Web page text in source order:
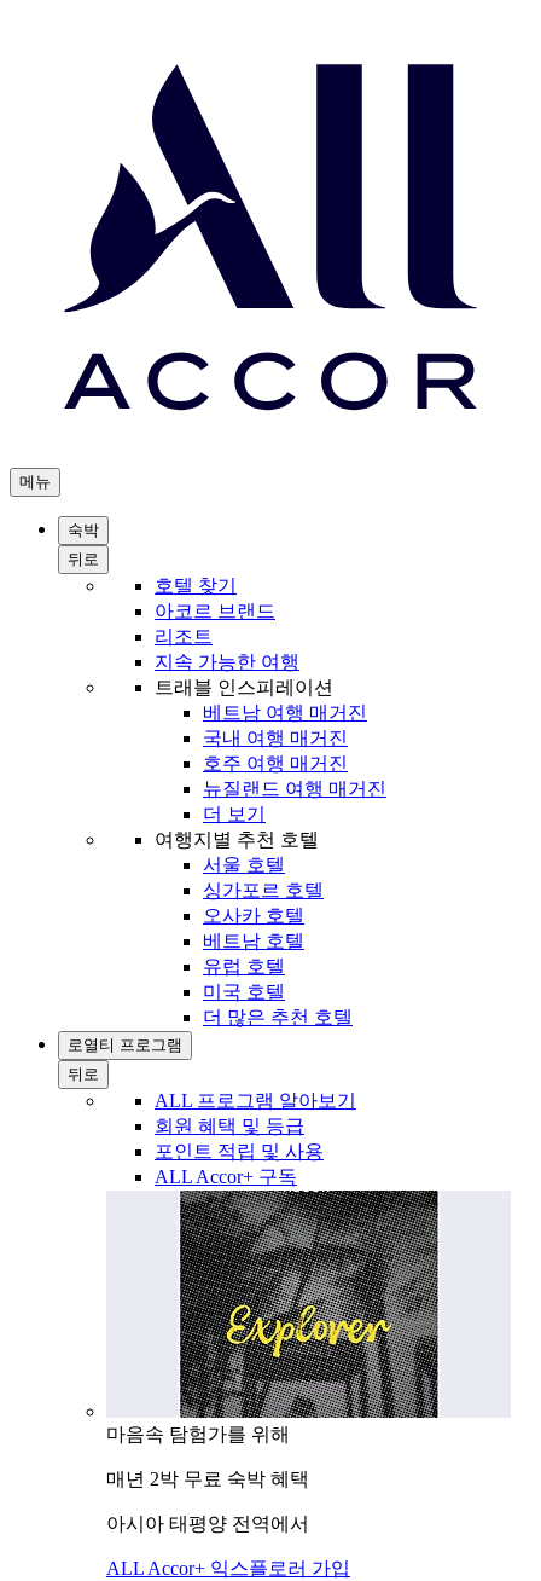
메뉴
숙박
뒤로
호텔 찾기
아코르 브랜드
리조트
지속 가능한 여행
트래블 인스피레이션
베트남 여행 매거진
국내 여행 매거진
호주 여행 매거진
뉴질랜드 여행 매거진
더 보기
여행지별 추천 호텔
서울 호텔
싱가포르 호텔
오사카 호텔
베트남 호텔
유럽 호텔
미국 호텔
더 많은 추천 호텔
로열티 프로그램
뒤로
ALL 프로그램 알아보기
회원 혜택 및 등급
포인트 적립 및 사용
ALL Accor+ 구독
마음속 탐험가를 위해
매년 2박 무료 숙박 혜택
아시아 태평양 전역에서
ALL Accor+ 익스플로러 가입